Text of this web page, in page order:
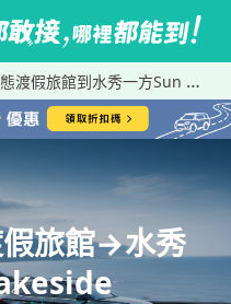
水秀一方Sun Moon Lakeside Boutique Hotel
旅館→水秀